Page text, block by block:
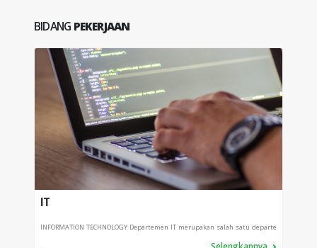
BIDANG PEKERJAAN
IT
INFORMATION TECHNOLOGY Departemen IT merupakan salah satu departe